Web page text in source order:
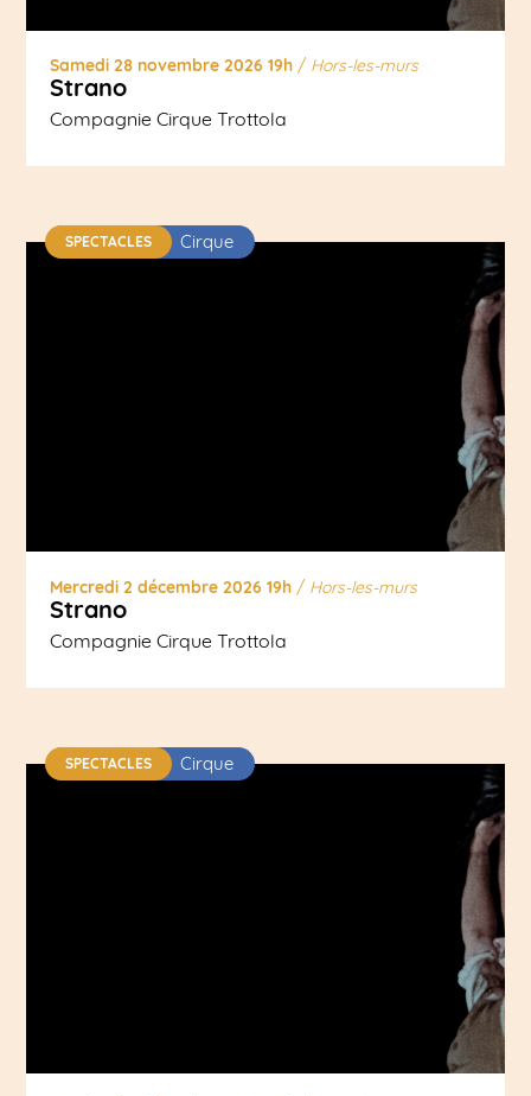
Samedi 28 novembre 2026 19h/ Hors-les-murs
Strano
Compagnie Cirque Trottola
Mercredi 2 décembre 2026 19h/ Hors-les-murs
Strano
Compagnie Cirque Trottola
SPECTACLES Cirque
SPECTACLES Cirque